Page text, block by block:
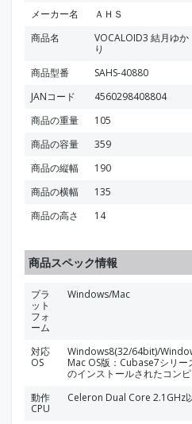
メーカー名
ＡＨＳ
商品名
VOCALOID3 結月ゆか
り
商品型番
SAHS-40880
JANコード
4560298408804
商品の重量
105
商品の容量
359
商品の縦幅
190
商品の横幅
135
商品の高さ
14
商品スペック情報
プラ
ット
フォ
ーム
Windows/Mac
対応
OS
Windows8(32/64bit)/
Mac OS版：Cubase7シリ
のインストールされたコン
動作
CPU
Celeron Dual Core 2.1GHz